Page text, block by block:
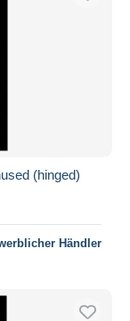
(hinged)
Händler